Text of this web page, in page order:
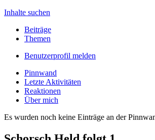
Inhalte suchen
Beiträge
Themen
Benutzerprofil melden
Pinnwand
Letzte Aktivitäten
Reaktionen
Über mich
Es wurden noch keine Einträge an der